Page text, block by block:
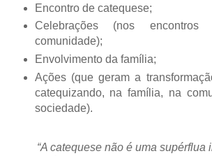
Encontro de catequese;
Celebrações (nos
comunidade);
Envolvimento da família;
Ações (que geram a
catequizando, na família, na
sociedade).
“A catequese não é uma supérflua